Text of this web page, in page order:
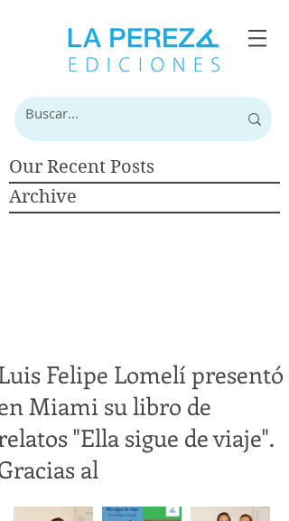
Our Recent Posts
Archive
Felipe Lomelí presentó
Miami su libro de
"Ella sigue de viaje".
al